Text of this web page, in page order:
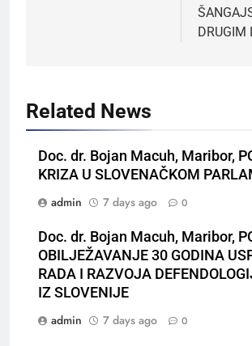
DRUGIM
Related News
Doc. dr. Bojan Macuh, Maribor,
KRIZA U SLOVENAČKOM
admin
7 days ago 0
Doc. dr. Bojan Macuh, Maribor,
OBILJEŽAVANJE 30 GODINA
RADA I RAZVOJA
IZ SLOVENIJE
admin
7 days ago 0